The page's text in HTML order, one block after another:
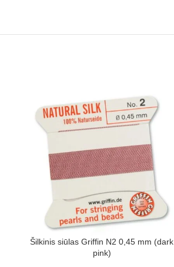
Šilkinis siūlas Griffin N2 0,45 mm (dark
pink)